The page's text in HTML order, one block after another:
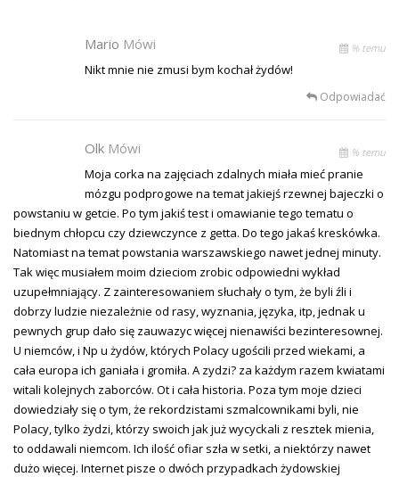
Mario Mówi % temu
Nikt mnie nie zmusi bym kochał żydów!
Odpowiadać
Olk Mówi % temu
Moja corka na zajęciach zdalnych miała mieć pranie
mózgu podprogowe na temat jakiejś rzewnej bajeczki o
powstaniu w getcie. Po tym jakiś test i omawianie tego tematu o
biednym chłopcu czy dziewczynce z getta. Do tego jakaś kreskówka.
Natomiast na temat powstania warszawskiego nawet jednej minuty.
Tak więc musiałem moim dzieciom zrobic odpowiedni wykład
uzupełmniający. Z zainteresowaniem słuchały o tym, że byli źli i
dobrzy ludzie niezależnie od rasy, wyznania, języka, itp, jednak u
pewnych grup dało się zauwazyc więcej nienawiści bezinteresownej.
U niemców, i Np u żydów, których Polacy ugościli przed wiekami, a
cała europa ich ganiała i gromiła. A zydzi? za każdym razem kwiatami
witali kolejnych zaborców. Ot i cała historia. Poza tym moje dzieci
dowiedziały się o tym, że rekordzistami szmalcownikami byli, nie
Polacy, tylko żydzi, którzy swoich jak już wycyckali z resztek mienia,
to oddawali niemcom. Ich ilość ofiar szła w setki, a niektórzy nawet
dużo więcej. Internet pisze o dwóch przypadkach żydowskiej